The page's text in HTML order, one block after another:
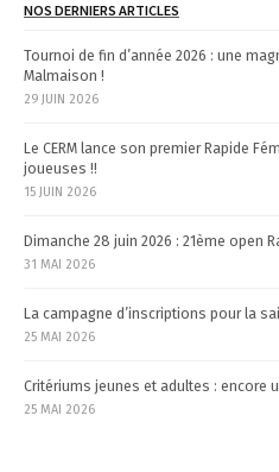
t
i
o
n
NOS DERNIERS ARTICLES
Tournoi de fin d’année 2026 : une
Malmaison !
29 JUIN 2026
Le CERM lance son premier Rapide
joueuses !!
15 JUIN 2026
Dimanche 28 juin 2026 : 21ème open
31 MAI 2026
La campagne d’inscriptions pour la
25 MAI 2026
Critériums jeunes et adultes : encore
25 MAI 2026